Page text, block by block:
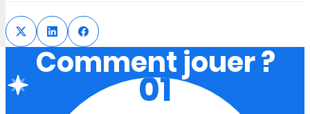
Comment jouer ?
01